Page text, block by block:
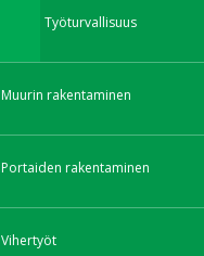
Työturvallisuus
Muurin rakentaminen
Portaiden rakentaminen
Vihertyöt